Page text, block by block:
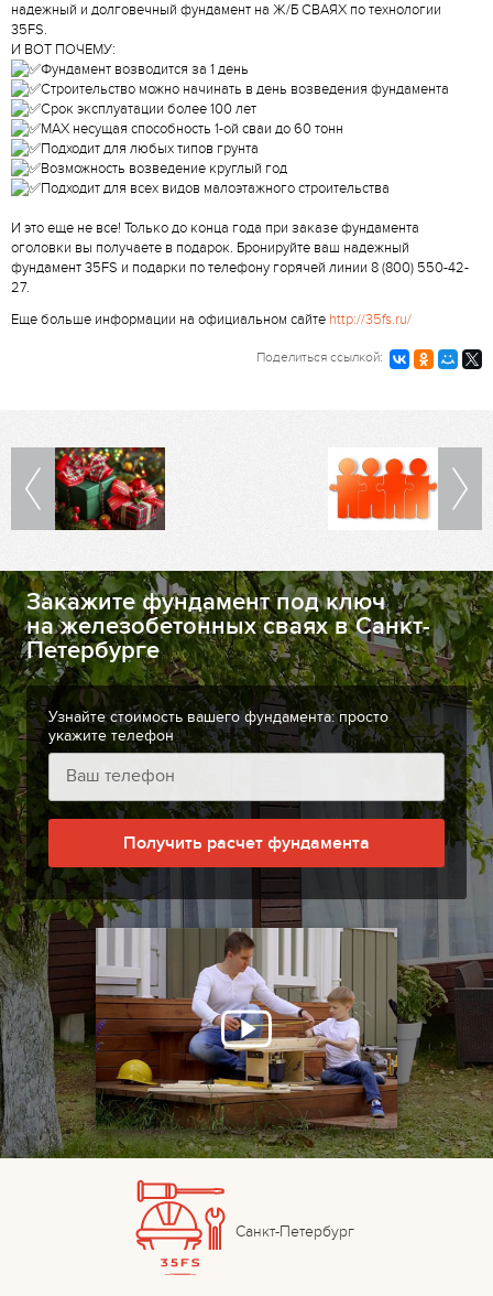
надежный и долговечный фундамент на Ж/Б СВАЯХ по технологии
35FS.
И ВОТ ПОЧЕМУ:
Фундамент возводится за 1 день
Строительство можно начинать в день возведения фундамента
Срок эксплуатации более 100 лет
MAХ несущая способность 1-ой сваи до 60 тонн
Подходит для любых типов грунта
Возможность возведение круглый год
Подходит для всех видов малоэтажного строительства
И это еще не все! Только до конца года при заказе фундамента
оголовки вы получаете в подарок. Бронируйте ваш надежный
фундамент 35FS и подарки по телефону горячей линии 8 (800) 550-42-
27.
Еще больше информации на официальном сайте http://35fs.ru/
Поделиться ссылкой:
Закажите фундамент под ключ
на железобетонных сваях в Санкт-
Петербурге
Узнайте стоимость вашего фундамента: просто
укажите телефон
Получить расчет фундамента
Санкт-Петербург